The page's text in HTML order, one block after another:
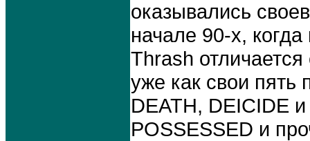
оказывались
начале 90-х,
Thrash
уже как свои пять
DEATH, DEICIDE
POSSESSED и